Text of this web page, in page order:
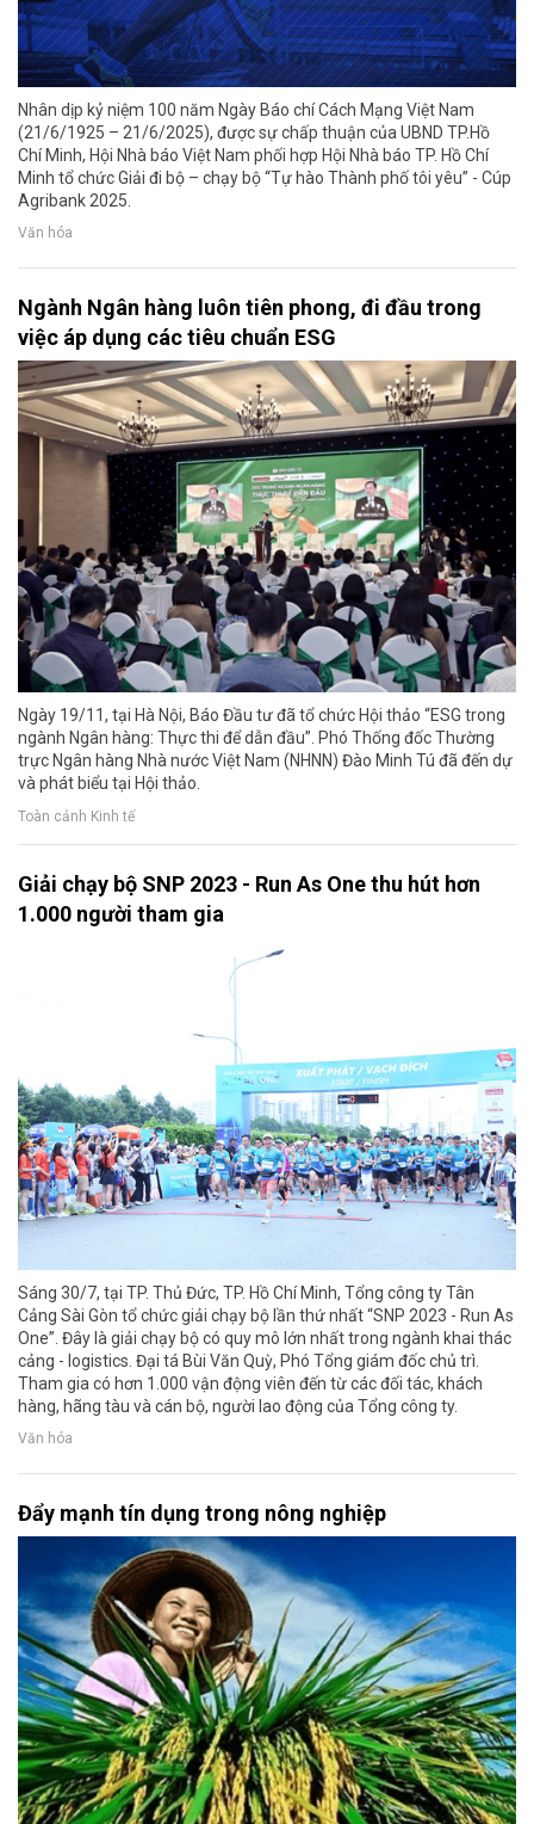
Nhân dịp kỷ niệm 100 năm Ngày Báo chí Cách Mạng Việt Nam
(21/6/1925 – 21/6/2025), được sự chấp thuận của UBND TP.Hồ
Chí Minh, Hội Nhà báo Việt Nam phối hợp Hội Nhà báo TP. Hồ Chí
Minh tổ chức Giải đi bộ – chạy bộ “Tự hào Thành phố tôi yêu” - Cúp
Agribank 2025.
Văn hóa
Ngành Ngân hàng luôn tiên phong, đi đầu trong
việc áp dụng các tiêu chuẩn ESG
Ngày 19/11, tại Hà Nội, Báo Đầu tư đã tổ chức Hội thảo “ESG trong
ngành Ngân hàng: Thực thi để dẫn đầu”. Phó Thống đốc Thường
trực Ngân hàng Nhà nước Việt Nam (NHNN) Đào Minh Tú đã đến dự
và phát biểu tại Hội thảo.
Toàn cảnh Kinh tế
Giải chạy bộ SNP 2023 - Run As One thu hút hơn
1.000 người tham gia
Sáng 30/7, tại TP. Thủ Đức, TP. Hồ Chí Minh, Tổng công ty Tân
Cảng Sài Gòn tổ chức giải chạy bộ lần thứ nhất “SNP 2023 - Run As
One”. Đây là giải chạy bộ có quy mô lớn nhất trong ngành khai thác
cảng - logistics. Đại tá Bùi Văn Quỳ, Phó Tổng giám đốc chủ trì.
Tham gia có hơn 1.000 vận động viên đến từ các đối tác, khách
hàng, hãng tàu và cán bộ, người lao động của Tổng công ty.
Văn hóa
Đẩy mạnh tín dụng trong nông nghiệp